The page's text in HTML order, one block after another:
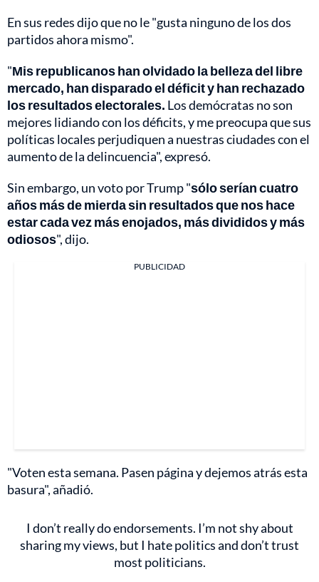
En sus redes dijo que no le "gusta ninguno de los dos
partidos ahora mismo".
"Mis republicanos han olvidado la belleza del libre
mercado, han disparado el déficit y han rechazado
los resultados electorales. Los demócratas no son
mejores lidiando con los déficits, y me preocupa que sus
políticas locales perjudiquen a nuestras ciudades con el
aumento de la delincuencia", expresó.
Sin embargo, un voto por Trump "sólo serían cuatro
años más de mierda sin resultados que nos hace
estar cada vez más enojados, más divididos y más
odiosos", dijo.
PUBLICIDAD
"Voten esta semana. Pasen página y dejemos atrás esta
basura", añadió.
I don’t really do endorsements. I’m not shy about
sharing my views, but I hate politics and don’t trust
most politicians.